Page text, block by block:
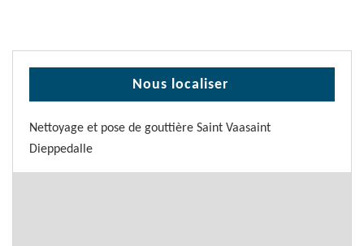
Nous localiser
Nettoyage et pose de gouttière Saint Vaasaint
Dieppedalle